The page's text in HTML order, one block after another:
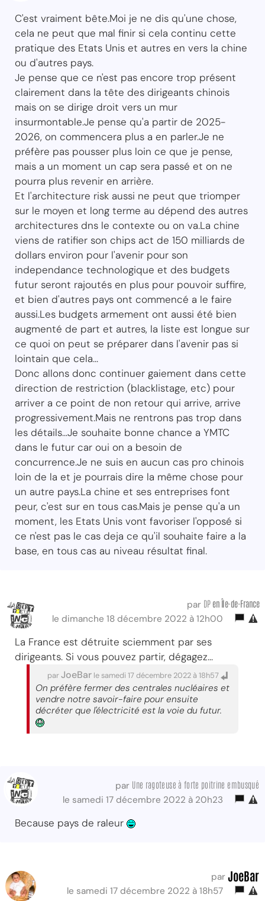
C'est vraiment bête.Moi je ne dis qu'une chose,
cela ne peut que mal finir si cela continu cette
pratique des Etats Unis et autres en vers la chine
ou d'autres pays.
Je pense que ce n'est pas encore trop présent
clairement dans la tête des dirigeants chinois
mais on se dirige droit vers un mur
insurmontable.Je pense qu'a partir de 2025-
2026, on commencera plus a en parler.Je ne
préfère pas pousser plus loin ce que je pense,
mais a un moment un cap sera passé et on ne
pourra plus revenir en arrière.
Et l'architecture risk aussi ne peut que triomper
sur le moyen et long terme au dépend des autres
architectures dns le contexte ou on va.La chine
viens de ratifier son chips act de 150 milliards de
dollars environ pour l'avenir pour son
independance technologique et des budgets
futur seront rajoutés en plus pour pouvoir suffire,
et bien d'autres pays ont commencé a le faire
aussi.Les budgets armement ont aussi été bien
augmenté de part et autres, la liste est longue sur
ce quoi on peut se préparer dans l'avenir pas si
lointain que cela...
Donc allons donc continuer gaiement dans cette
direction de restriction (blacklistage, etc) pour
arriver a ce point de non retour qui arrive, arrive
progressivement.Mais ne rentrons pas trop dans
les détails...Je souhaite bonne chance a YMTC
dans le futur car oui on a besoin de
concurrence.Je ne suis en aucun cas pro chinois
loin de la et je pourrais dire la même chose pour
un autre pays.La chine et ses entreprises font
peur, c'est sur en tous cas.Mais je pense qu'a un
moment, les Etats Unis vont favoriser l'opposé si
ce n'est pas le cas deja ce qu'il souhaite faire a la
base, en tous cas au niveau résultat final.
par DP en Île-de-France
le dimanche 18 décembre 2022 à 12h00
La France est détruite sciemment par ses
dirigeants. Si vous pouvez partir, dégagez...
parJoeBar le samedi 17 décembre 2022 à 18h57
On préfère fermer des centrales nucléaires et
vendre notre savoir-faire pour ensuite
décréter que l'électricité est la voie du futur.
par Une ragoteuse à forte poitrine embusqué
le samedi 17 décembre 2022 à 20h23
Because pays de raleur
par JoeBar
le samedi 17 décembre 2022 à 18h57